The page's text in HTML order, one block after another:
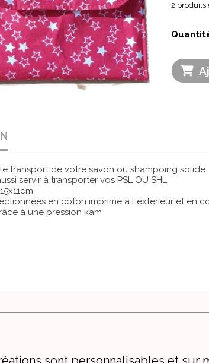
2 produits
transport de votre savon ou shampoing solide.
servir à transporter vos PSL OU SHL.
en coton imprimé à l exterieur et en
à une pression kam